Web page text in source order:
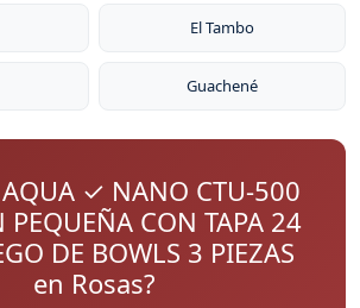
El Tambo
Guachené
✓ NANO CTU-500
PEQUEÑA CON TAPA 24
DE BOWLS 3 PIEZAS
en Rosas?